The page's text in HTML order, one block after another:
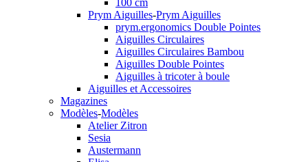
100 cm
Prym Aiguilles-Prym Aiguilles
prym.ergonomics Double Pointes
Aiguilles Circulaires
Aiguilles Circulaires Bambou
Aiguilles Double Pointes
Aiguilles à tricoter à boule
Aiguilles et Accessoires
Magazines
Modèles-Modèles
Atelier Zitron
Sesia
Austermann